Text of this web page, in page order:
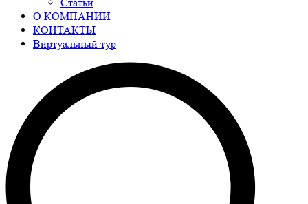
Статьи
О КОМПАНИИ
КОНТАКТЫ
Виртуальный тур